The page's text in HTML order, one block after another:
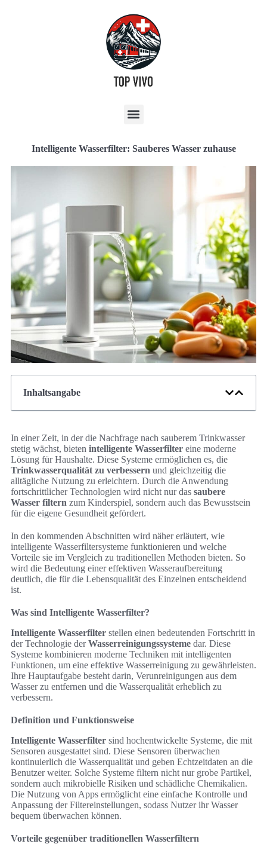
Intelligente Wasserfilter: Sauberes Wasser zuhause
Inhaltsangabe
In einer Zeit, in der die Nachfrage nach sauberem Trinkwasser
stetig wächst, bieten intelligente Wasserfilter eine moderne
Lösung für Haushalte. Diese Systeme ermöglichen es, die
Trinkwasserqualität zu verbessern und gleichzeitig die
alltägliche Nutzung zu erleichtern. Durch die Anwendung
fortschrittlicher Technologien wird nicht nur das saubere
Wasser filtern zum Kinderspiel, sondern auch das Bewusstsein
für die eigene Gesundheit gefördert.
In den kommenden Abschnitten wird näher erläutert, wie
intelligente Wasserfiltersysteme funktionieren und welche
Vorteile sie im Vergleich zu traditionellen Methoden bieten. So
wird die Bedeutung einer effektiven Wasseraufbereitung
deutlich, die für die Lebensqualität des Einzelnen entscheidend
ist.
Was sind Intelligente Wasserfilter?
Intelligente Wasserfilter stellen einen bedeutenden Fortschritt in
der Technologie derWasserreinigungssysteme dar. Diese
Systeme kombinieren moderne Techniken mit intelligenten
Funktionen, um eine effektive Wasserreinigung zu gewährleisten.
Ihre Hauptaufgabe besteht darin, Verunreinigungen aus dem
Wasser zu entfernen und die Wasserqualität erheblich zu
verbessern.
Definition und Funktionsweise
Intelligente Wasserfilter sind hochentwickelte Systeme, die mit
Sensoren ausgestattet sind. Diese Sensoren überwachen
kontinuierlich die Wasserqualität und geben Echtzeitdaten an die
Benutzer weiter. Solche Systeme filtern nicht nur grobe Partikel,
sondern auch mikrobielle Risiken und schädliche Chemikalien.
Die Nutzung von Apps ermöglicht eine einfache Kontrolle und
Anpassung der Filtereinstellungen, sodass Nutzer ihr Wasser
bequem überwachen können.
Vorteile gegenüber traditionellen Wasserfiltern